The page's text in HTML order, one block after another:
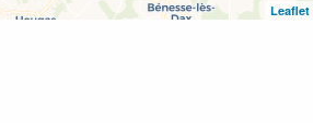
Leaflet